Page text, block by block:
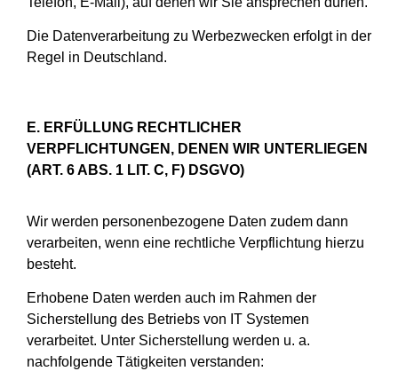
Die Datenverarbeitung zu Werbezwecken erfolgt in der
Regel in Deutschland.
E. ERFÜLLUNG RECHTLICHER
VERPFLICHTUNGEN, DENEN WIR UNTERLIEGEN
(ART. 6 ABS. 1 LIT. C, F) DSGVO)
Wir werden personenbezogene Daten zudem dann
verarbeiten, wenn eine rechtliche Verpflichtung hierzu
besteht.
Erhobene Daten werden auch im Rahmen der
Sicherstellung des Betriebs von IT Systemen
verarbeitet. Unter Sicherstellung werden u. a.
nachfolgende Tätigkeiten verstanden: